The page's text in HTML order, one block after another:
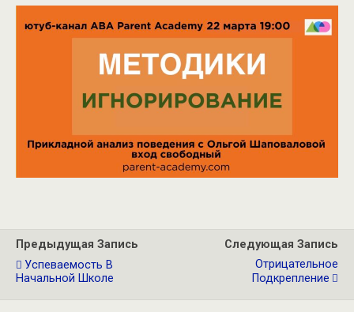
Предыдущая Запись
Успеваемость В
Начальной Школе
Следующая Запись
Отрицательное
Подкрепление